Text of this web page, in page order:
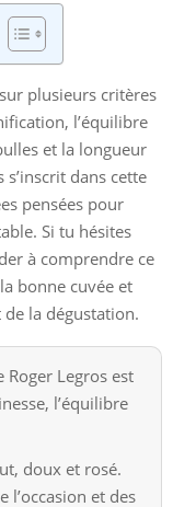
plusieurs critères
l’équilibre
et la longueur
dans cette
pensées pour
Si tu hésites
à comprendre ce
bonne cuvée et
la dégustation.
Roger Legros est
l’équilibre
doux et rosé.
l’occasion et des